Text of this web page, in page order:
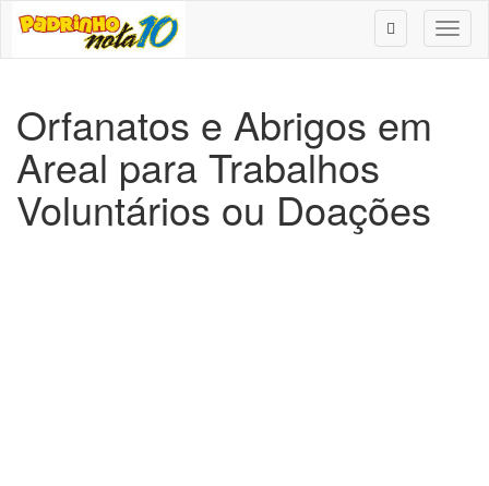
Orfanatos e Abrigos em
Areal para Trabalhos
Voluntários ou Doações